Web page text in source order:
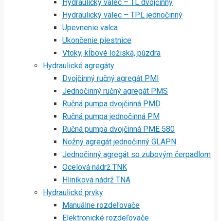
Hydraulický valec – TL dvojčinný
Hydraulický valec – TPL jednočinný
Upevnenie valca
Ukončenie piestnice
Vtoky, kĺbové ložiská, púzdra
Hydraulické agregáty
Dvojčinný ručný agregát PMI
Jednočinný ručný agregát PMS
Ručná pumpa dvojčinná PMD
Ručná pumpa jednočinná PM
Ručná pumpa dvojčinná PME 580
Nožný agregát jednočinný GLAPN
Jednočinný agregát so zubovým čerpadlom
Ocelová nádrž TNK
Hliníková nádrž TNA
Hydraulické prvky
Manuálne rozdeľovače
Elektronické rozdeľovače